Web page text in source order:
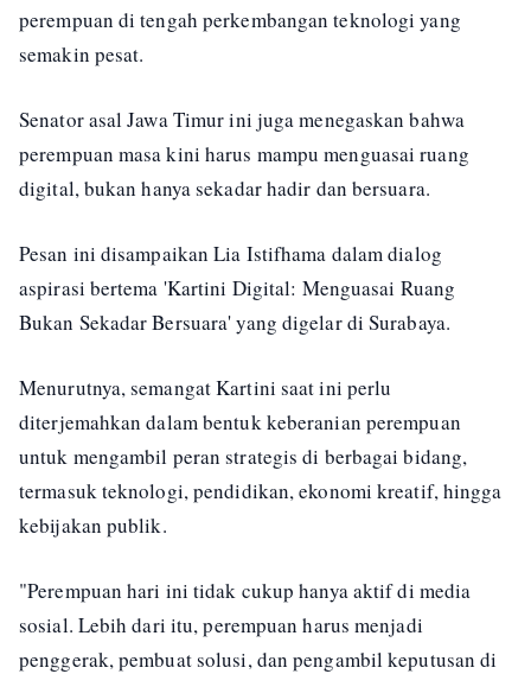
perempuan di tengah perkembangan teknologi yang
semakin pesat.
Senator asal Jawa Timur ini juga menegaskan bahwa
perempuan masa kini harus mampu menguasai ruang
digital, bukan hanya sekadar hadir dan bersuara.
Pesan ini disampaikan Lia Istifhama dalam dialog
aspirasi bertema 'Kartini Digital: Menguasai Ruang
Bukan Sekadar Bersuara' yang digelar di Surabaya.
Menurutnya, semangat Kartini saat ini perlu
diterjemahkan dalam bentuk keberanian perempuan
untuk mengambil peran strategis di berbagai bidang,
termasuk teknologi, pendidikan, ekonomi kreatif, hingga
kebijakan publik.
"Perempuan hari ini tidak cukup hanya aktif di media
sosial. Lebih dari itu, perempuan harus menjadi
penggerak, pembuat solusi, dan pengambil keputusan di